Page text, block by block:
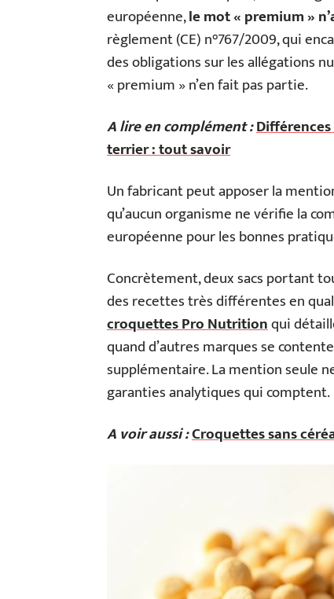
européenne,le mot « premium »
règlement (CE) n°767/2009, qui
des obligations sur les allégations
« premium » n’en fait pas partie.
A lire en complément :
terrier : tout savoir
Un fabricant peut apposer la
qu’aucun organisme ne vérifie la
européenne pour les bonnes
Concrètement, deux sacs portant
des recettes très différentes en
croquettes Pro Nutritionqui
quand d’autres marques se
supplémentaire. La mention seule
garanties analytiques qui comptent.
A voir aussi :Croquettes sans